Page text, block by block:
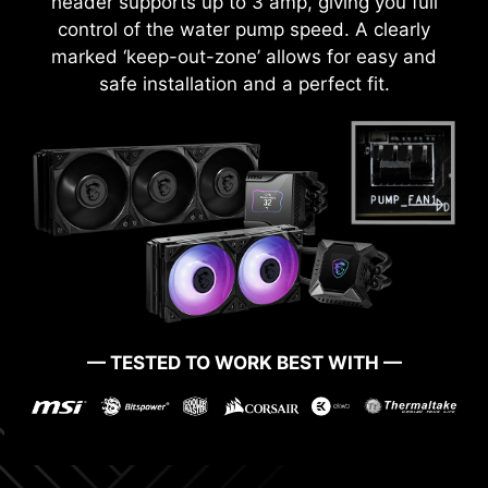
control of the water pump speed. A clearly
marked ‘keep-out-zone’ allows for easy and
safe installation and a perfect fit.
— TESTED TO WORK BEST WITH —
Boost Overdrive installée par défaut avec les
paramètres d'overclocking de MSI afin de
fournir des performances processeur plus
core. Cette fonction est idéale pour les
utilisateurs à la recherche de performances
extrêmes.